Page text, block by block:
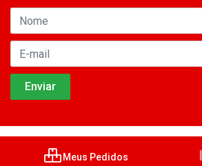
Meus Pedidos